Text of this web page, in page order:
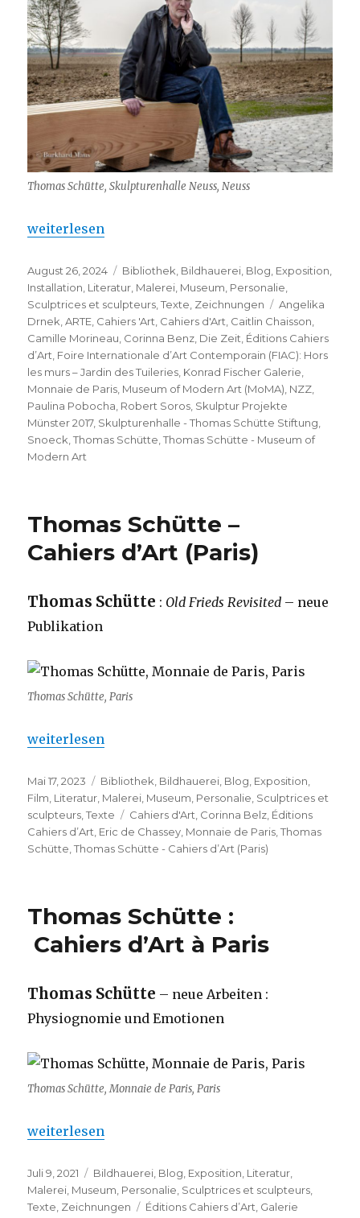
Thomas Schütte, Skulpturenhalle Neuss, Neuss
„Thomas Schütte – Museum of Modern Art“
weiterlesen
Veröffentlicht
am
August 26, 2024 Kategorien
Bibliothek Bildhauerei Blog Exposition
Installation Literatur Malerei Museum Personalie
Sculptrices et sculpteurs ,Texte Zeichnungen Schlagwörter
Angelika
Drnek ,ARTE Cahiers 'Art Cahiers d'Art Caitlin Chaisson
Camille Morineau Corinna Benz Die Zeit Éditions Cahiers
d’Art Foire Internationale d’Art Contemporain (FIAC): Hors
les murs – Jardin des Tuileries Konrad Fischer Galerie
Monnaie de Paris Museum of Modern Art (MoMA) NZZ
Paulina Pobocha Robert Soros Skulptur Projekte
Münster 2017, Skulpturenhalle - Thomas Schütte Stiftung
Snoeck ,Thomas Schütte ,Thomas Schütte - Museum of
Modern Art
Thomas Schütte –
Cahiers d’Art (Paris)
Thomas Schütte : Old Frieds Revisited – neue
Publikation
Thomas Schütte, Paris
„Thomas Schütte – Cahiers d’Art (Paris)“
weiterlesen
Veröffentlicht
am
Mai 17, 2023 Kategorien
Bibliothek Bildhauerei Blog Exposition
Film Literatur Malerei Museum Personalie Sculptrices et
sculpteurs ,Texte Schlagwörter
Cahiers d'Art Corinna Belz Éditions
Cahiers d’Art Eric de Chassey Monnaie de Paris ,Thomas
Schütte ,Thomas Schütte - Cahiers d’Art (Paris)
Thomas Schütte :
Cahiers d’Art à Paris
Thomas Schütte – neue Arbeiten :
Physiognomie und Emotionen
Thomas Schütte, Monnaie de Paris, Paris
„Thomas Schütte : Cahiers d’Art à Paris“
weiterlesen
Veröffentlicht
am
Juli 9, 2021 Kategorien
Bildhauerei Blog Exposition Literatur
Malerei Museum Personalie Sculptrices et sculpteurs
Texte Zeichnungen Schlagwörter
Éditions Cahiers d’Art Galerie